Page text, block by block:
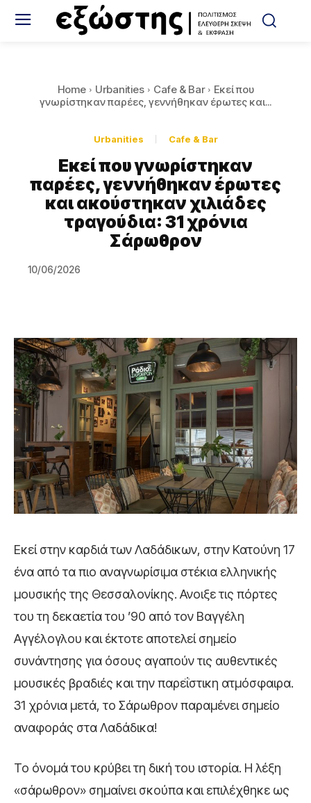
Home Urbanities Cafe & Bar
Εκεί που
γνωρίστηκαν παρέες, γεννήθηκαν έρωτες και...
Urbanities Cafe & Bar
Εκεί που γνωρίστηκαν
παρέες, γεννήθηκαν έρωτες
και ακούστηκαν χιλιάδες
τραγούδια: 31 χρόνια
Σάρωθρον
10/06/2026
Εκεί στην καρδιά των Λαδάδικων, στην Κατούνη 17
ένα από τα πιο αναγνωρίσιμα στέκια ελληνικής
μουσικής της Θεσσαλονίκης. Ανοιξε τις πόρτες
του τη δεκαετία του ’90 από τον Βαγγέλη
Αγγέλογλου και έκτοτε αποτελεί σημείο
συνάντησης για όσους αγαπούν τις αυθεντικές
μουσικές βραδιές και την παρεΐστικη ατμόσφαιρα.
31 χρόνια μετά, το Σάρωθρον παραμένει σημείο
αναφοράς στα Λαδάδικα!
Το όνομά του κρύβει τη δική του ιστορία. Η λέξη
«σάρωθρον» σημαίνει σκούπα και επιλέχθηκε ως